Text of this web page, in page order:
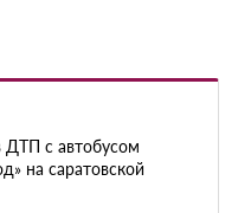
ДТП с автобусом
на саратовской